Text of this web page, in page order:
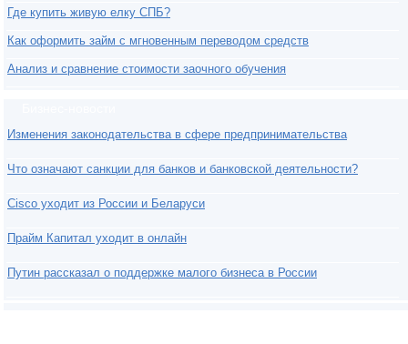
Где купить живую елку СПБ?
Как оформить займ с мгновенным переводом средств
Анализ и сравнение стоимости заочного обучения
Изменения законодательства в сфере предпринимательства
Что означают санкции для банков и банковской деятельности?
Cisco уходит из России и Беларуси
Прайм Капитал уходит в онлайн
Путин рассказал о поддержке малого бизнеса в России